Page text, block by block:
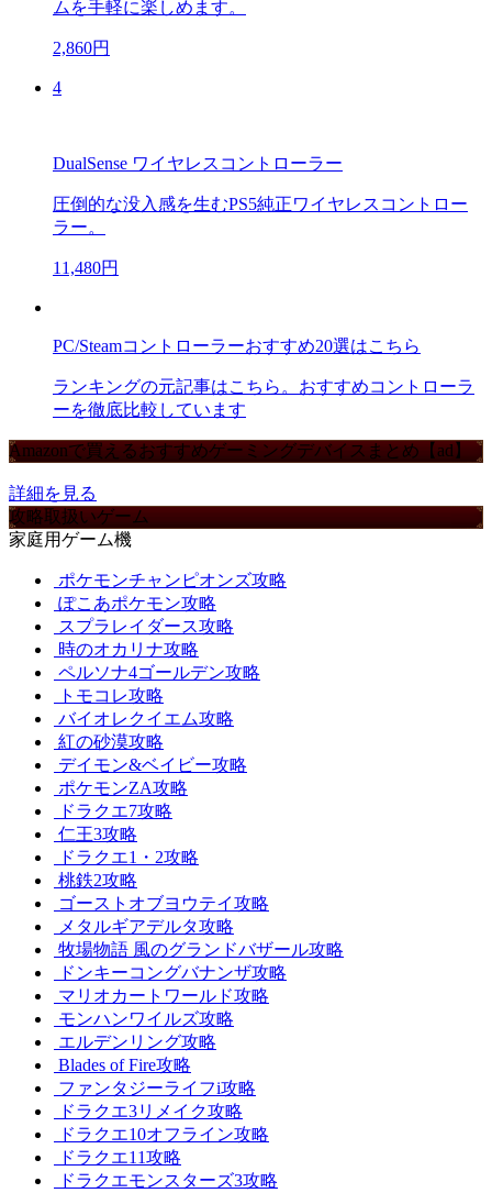
ムを手軽に楽しめます。
2,860円
4
DualSense ワイヤレスコントローラー
圧倒的な没入感を生むPS5純正ワイヤレスコントロー
ラー。
11,480円
PC/Steamコントローラーおすすめ20選はこちら
ランキングの元記事はこちら。おすすめコントローラ
ーを徹底比較しています
Amazonで買えるおすすめゲーミングデバイスまとめ【ad】
詳細を見る
攻略取扱いゲーム
家庭用ゲーム機
ポケモンチャンピオンズ攻略
ぽこあポケモン攻略
スプラレイダース攻略
時のオカリナ攻略
ペルソナ4ゴールデン攻略
トモコレ攻略
バイオレクイエム攻略
紅の砂漠攻略
デイモン&ベイビー攻略
ポケモンZA攻略
ドラクエ7攻略
仁王3攻略
ドラクエ1・2攻略
桃鉄2攻略
ゴーストオブヨウテイ攻略
メタルギアデルタ攻略
牧場物語 風のグランドバザール攻略
ドンキーコングバナンザ攻略
マリオカートワールド攻略
モンハンワイルズ攻略
エルデンリング攻略
Blades of Fire攻略
ファンタジーライフi攻略
ドラクエ3リメイク攻略
ドラクエ10オフライン攻略
ドラクエ11攻略
ドラクエモンスターズ3攻略